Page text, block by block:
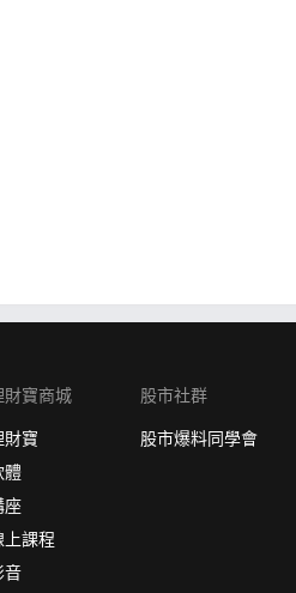
財寶商城
財寶
體
座
上課程
音
股市社群
股市爆料同學會